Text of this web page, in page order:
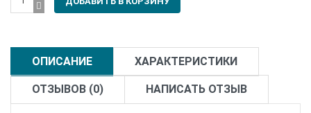
ОПИСАНИЕ ХАРАКТЕРИСТИКИ
ОТЗЫВОВ (0) НАПИСАТЬ ОТЗЫВ